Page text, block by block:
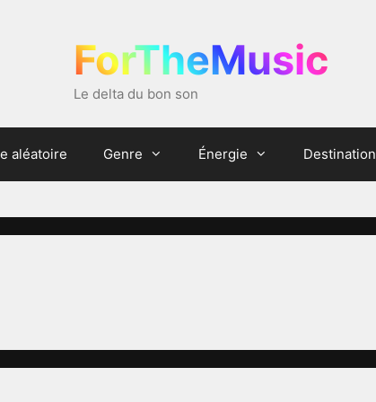
ForTheMusic
Le delta du bon son
aléatoire Genre Énergie Destination